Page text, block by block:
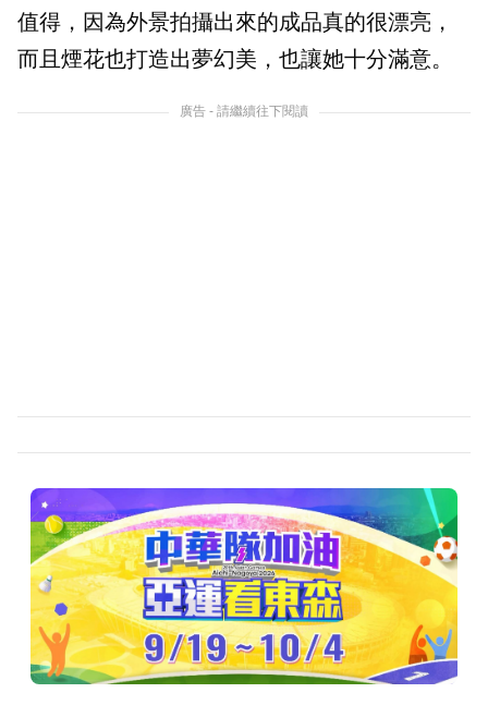
值得，因為外景拍攝出來的成品真的很漂亮，
而且煙花也打造出夢幻美，也讓她十分滿意。
廣告 - 請繼續往下閱讀